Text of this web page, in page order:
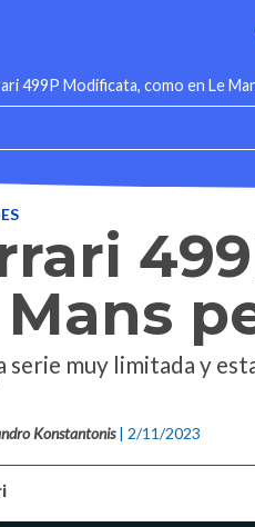
499P Modificata, como en Le
Mans
serie muy limitada y
Konstantonis | 2/11/2023